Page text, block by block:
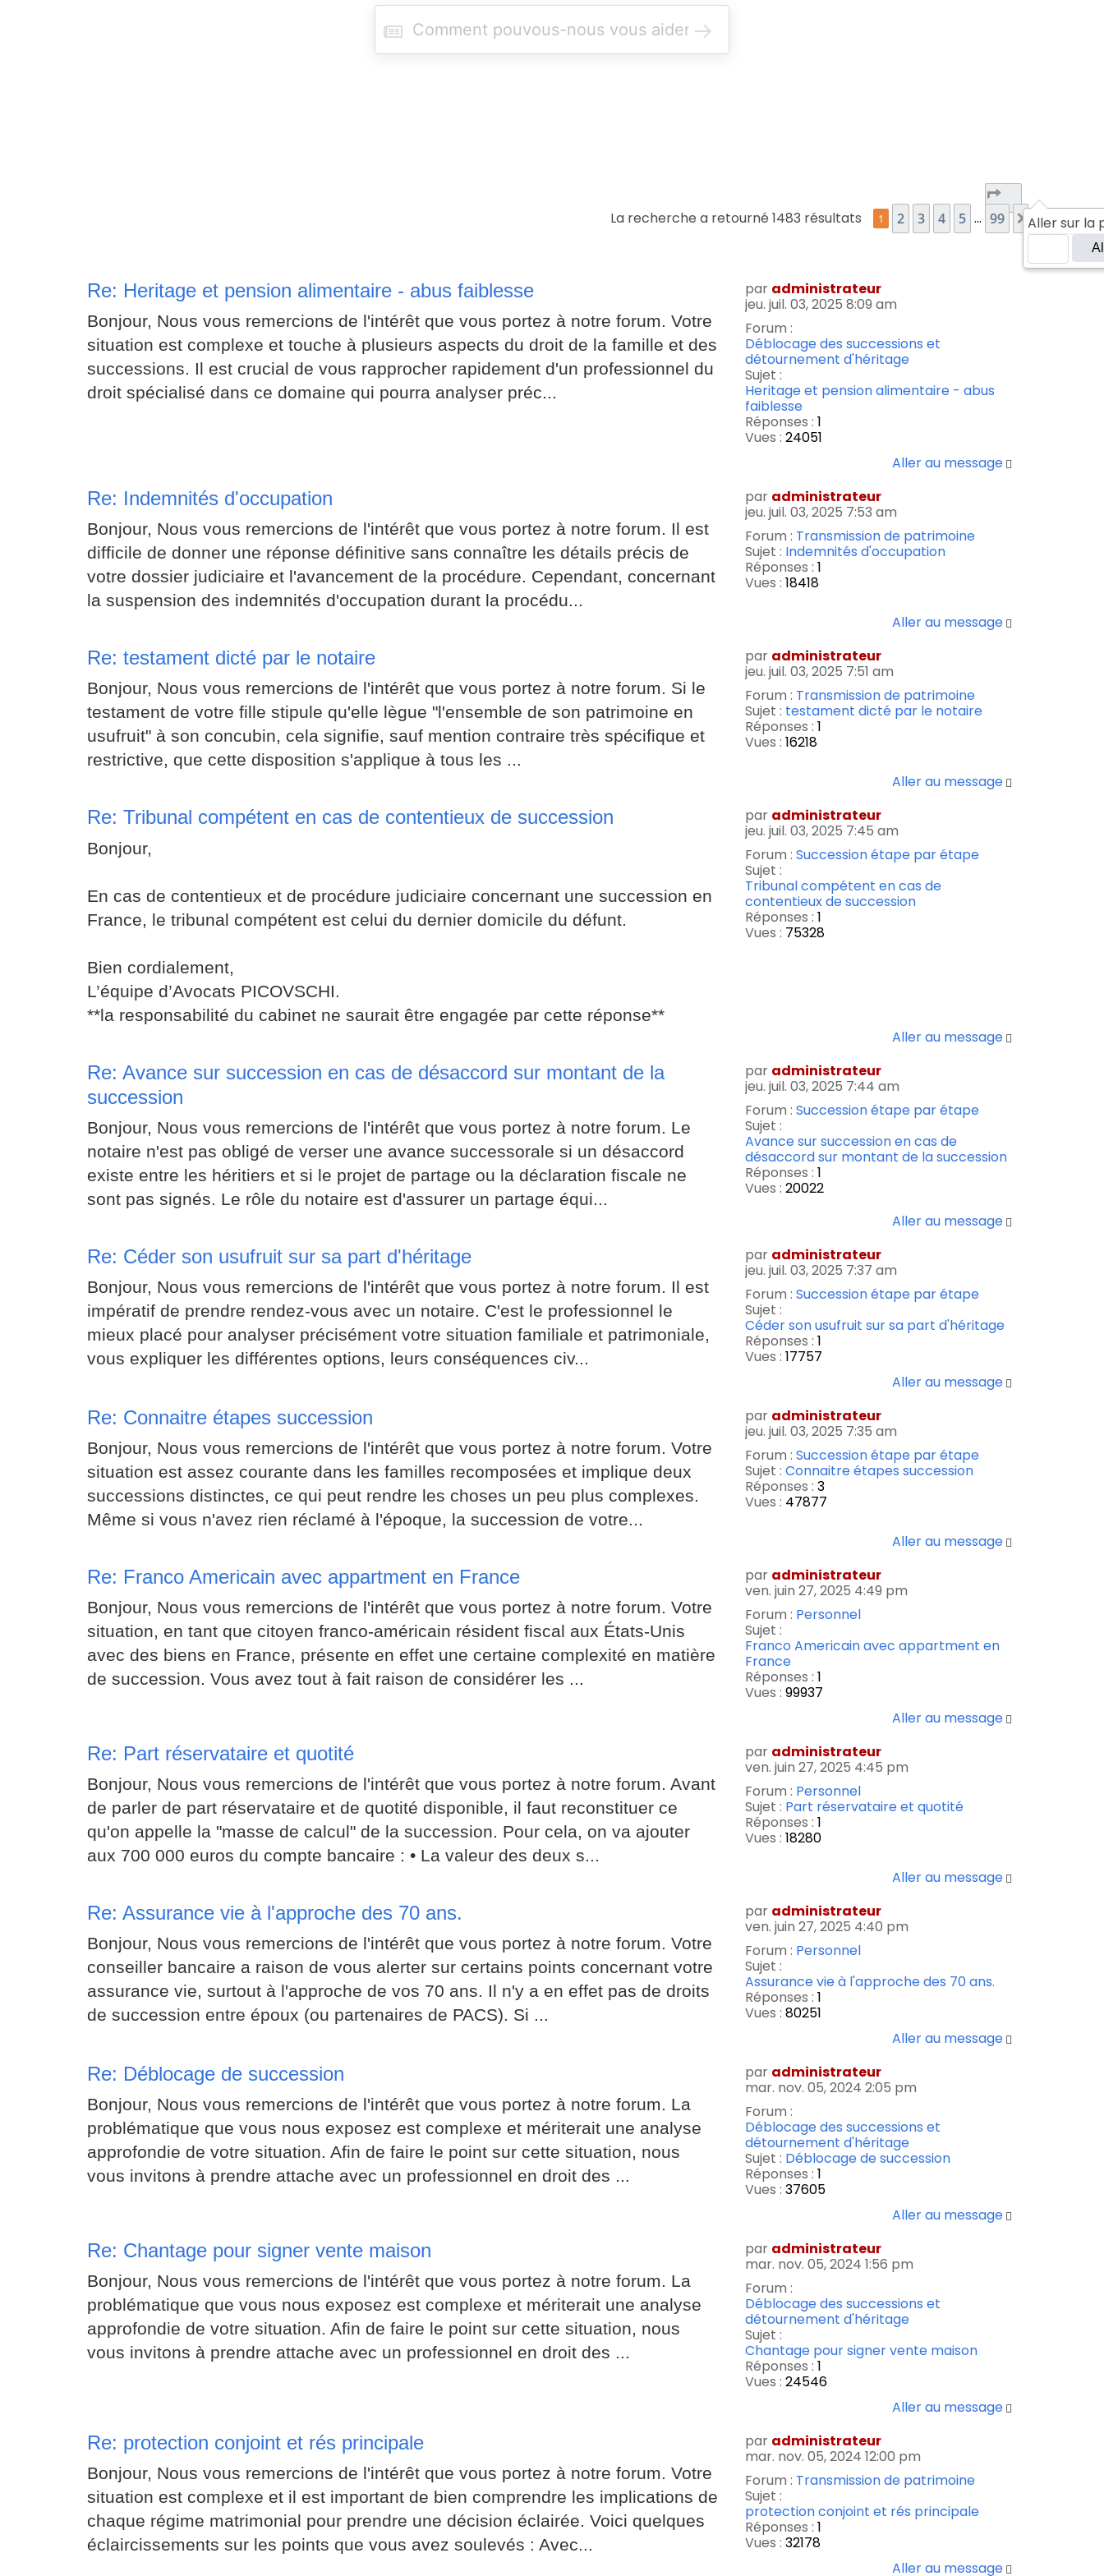
R
La recherche a retourné 1483 résultats
Page1sur99
Aller sur la
1 2 3 4 5 … 99 Suivant
par administrateur
jeu. juil. 03, 2025 8:09 am
Forum :
Déblocage des successions et
détournement d'héritage
Sujet :
Heritage et pension alimentaire - abus
faiblesse
Réponses :1
Vues :24051
Re: Heritage et pension alimentaire - abus faiblesse
Bonjour, Nous vous remercions de l'intérêt que vous portez à notre forum. Votre
situation est complexe et touche à plusieurs aspects du droit de la famille et des
successions. Il est crucial de vous rapprocher rapidement d'un professionnel du
droit spécialisé dans ce domaine qui pourra analyser préc...
Aller au message
par administrateur
jeu. juil. 03, 2025 7:53 am
Forum : Transmission de patrimoine
Sujet : Indemnités d'occupation
Réponses :1
Vues :18418
Re: Indemnités d'occupation
Bonjour, Nous vous remercions de l'intérêt que vous portez à notre forum. Il est
difficile de donner une réponse définitive sans connaître les détails précis de
votre dossier judiciaire et l'avancement de la procédure. Cependant, concernant
la suspension des indemnités d'occupation durant la procédu...
Aller au message
par administrateur
jeu. juil. 03, 2025 7:51 am
Forum : Transmission de patrimoine
Sujet : testament dicté par le notaire
Réponses :1
Vues :16218
Re: testament dicté par le notaire
Bonjour, Nous vous remercions de l'intérêt que vous portez à notre forum. Si le
testament de votre fille stipule qu'elle lègue "l'ensemble de son patrimoine en
usufruit" à son concubin, cela signifie, sauf mention contraire très spécifique et
restrictive, que cette disposition s'applique à tous les ...
Aller au message
par administrateur
jeu. juil. 03, 2025 7:45 am
Forum :Succession étape par étape
Sujet :
Tribunal compétent en cas de
contentieux de succession
Réponses :1
Vues : 75328
Re: Tribunal compétent en cas de contentieux de succession
Bonjour,
En cas de contentieux et de procédure judiciaire concernant une succession en
France, le tribunal compétent est celui du dernier domicile du défunt.
Bien cordialement,
L’équipe d’Avocats PICOVSCHI.
**la responsabilité du cabinet ne saurait être engagée par cette réponse**
Aller au message
par administrateur
jeu. juil. 03, 2025 7:44 am
Forum :Succession étape par étape
Sujet :
Avance sur succession en cas de
désaccord sur montant de la succession
Réponses :1
Vues :20022
Re: Avance sur succession en cas de désaccord sur montant de la
succession
Bonjour, Nous vous remercions de l'intérêt que vous portez à notre forum. Le
notaire n'est pas obligé de verser une avance successorale si un désaccord
existe entre les héritiers et si le projet de partage ou la déclaration fiscale ne
sont pas signés. Le rôle du notaire est d'assurer un partage équi...
Aller au message
par administrateur
jeu. juil. 03, 2025 7:37 am
Forum :Succession étape par étape
Sujet :
Céder son usufruit sur sa part d'héritage
Réponses :1
Vues :17757
Re: Céder son usufruit sur sa part d'héritage
Bonjour, Nous vous remercions de l'intérêt que vous portez à notre forum. Il est
impératif de prendre rendez-vous avec un notaire. C'est le professionnel le
mieux placé pour analyser précisément votre situation familiale et patrimoniale,
vous expliquer les différentes options, leurs conséquences civ...
Aller au message
par administrateur
jeu. juil. 03, 2025 7:35 am
Forum :Succession étape par étape
Sujet :Connaitre étapes succession
Réponses :3
Vues : 47877
Re: Connaitre étapes succession
Bonjour, Nous vous remercions de l'intérêt que vous portez à notre forum. Votre
situation est assez courante dans les familles recomposées et implique deux
successions distinctes, ce qui peut rendre les choses un peu plus complexes.
Même si vous n'avez rien réclamé à l'époque, la succession de votre...
Aller au message
par administrateur
ven. juin 27, 2025 4:49 pm
Forum : Personnel
Sujet :
Franco Americain avec appartment en
France
Réponses :1
Vues :99937
Re: Franco Americain avec appartment en France
Bonjour, Nous vous remercions de l'intérêt que vous portez à notre forum. Votre
situation, en tant que citoyen franco-américain résident fiscal aux États-Unis
avec des biens en France, présente en effet une certaine complexité en matière
de succession. Vous avez tout à fait raison de considérer les ...
Aller au message
par administrateur
ven. juin 27, 2025 4:45 pm
Forum : Personnel
Sujet : Part réservataire et quotité
Réponses :1
Vues :18280
Re: Part réservataire et quotité
Bonjour, Nous vous remercions de l'intérêt que vous portez à notre forum. Avant
de parler de part réservataire et de quotité disponible, il faut reconstituer ce
qu'on appelle la "masse de calcul" de la succession. Pour cela, on va ajouter
aux 700 000 euros du compte bancaire : • La valeur des deux s...
Aller au message
par administrateur
ven. juin 27, 2025 4:40 pm
Forum : Personnel
Sujet :
Assurance vie à l'approche des 70 ans.
Réponses :1
Vues :80251
Re: Assurance vie à l'approche des 70 ans.
Bonjour, Nous vous remercions de l'intérêt que vous portez à notre forum. Votre
conseiller bancaire a raison de vous alerter sur certains points concernant votre
assurance vie, surtout à l'approche de vos 70 ans. Il n'y a en effet pas de droits
de succession entre époux (ou partenaires de PACS). Si ...
Aller au message
par administrateur
mar. nov. 05, 2024 2:05 pm
Forum :
Déblocage des successions et
détournement d'héritage
Sujet : Déblocage de succession
Réponses :1
Vues :37605
Re: Déblocage de succession
Bonjour, Nous vous remercions de l'intérêt que vous portez à notre forum. La
problématique que vous nous exposez est complexe et mériterait une analyse
approfondie de votre situation. Afin de faire le point sur cette situation, nous
vous invitons à prendre attache avec un professionnel en droit des ...
Aller au message
par administrateur
mar. nov. 05, 2024 1:56 pm
Forum :
Déblocage des successions et
détournement d'héritage
Sujet :
Chantage pour signer vente maison
Réponses :1
Vues :24546
Re: Chantage pour signer vente maison
Bonjour, Nous vous remercions de l'intérêt que vous portez à notre forum. La
problématique que vous nous exposez est complexe et mériterait une analyse
approfondie de votre situation. Afin de faire le point sur cette situation, nous
vous invitons à prendre attache avec un professionnel en droit des ...
Aller au message
par administrateur
mar. nov. 05, 2024 12:00 pm
Forum : Transmission de patrimoine
Sujet :
protection conjoint et rés principale
Réponses :1
Vues :32178
Re: protection conjoint et rés principale
Bonjour, Nous vous remercions de l'intérêt que vous portez à notre forum. Votre
situation est complexe et il est important de bien comprendre les implications de
chaque régime matrimonial pour prendre une décision éclairée. Voici quelques
éclaircissements sur les points que vous avez soulevés : Avec...
Aller au message